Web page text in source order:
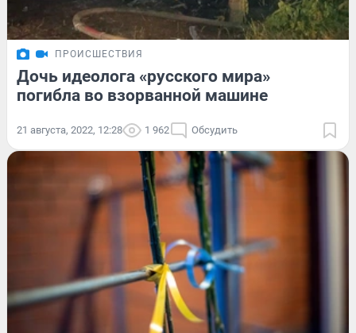
ПРОИСШЕСТВИЯ
Дочь идеолога «русского мира»
погибла во взорванной машине
21 августа, 2022, 12:28 1 962 Обсудить